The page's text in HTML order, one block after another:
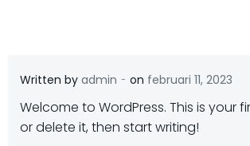
Written by admin - on februari 11, 2023
Welcome to WordPress. This is your
or delete it, then start writing!